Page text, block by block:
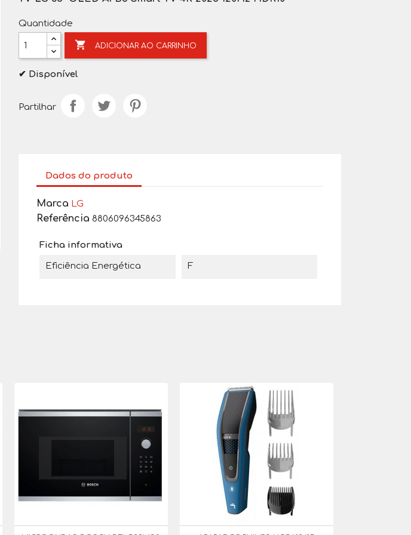
Quantidade
 ADICIONAR AO CARRINHO
✔ Disponível
Partilhar
Dados do produto
Marca LG
Referência 8806096345863
Ficha informativa
Eficiência Energética F